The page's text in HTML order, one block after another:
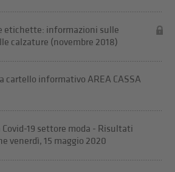
etichette: informazioni sulle
calzature (novembre 2018)
cartello informativo AREA CASSA
19 settore moda - Risultati
venerdì, 15 maggio 2020